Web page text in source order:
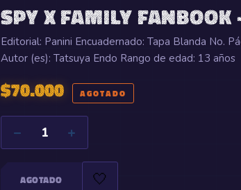
SPY X FAMILY FANBOOK
Editorial: Panini Encuadernado: Tapa Blanda No.
Autor (es): Tatsuya Endo Rango de edad: 13 años
$70.000 AGOTADO
− 1 +
AGOTADO 🤍